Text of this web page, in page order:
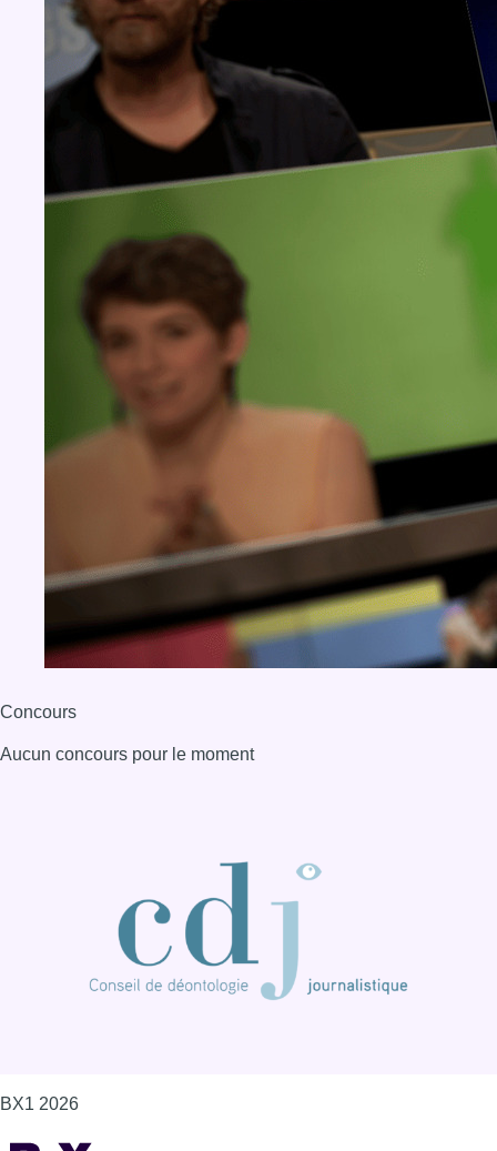
Aucun concours pour le moment
Consulter page Instagram